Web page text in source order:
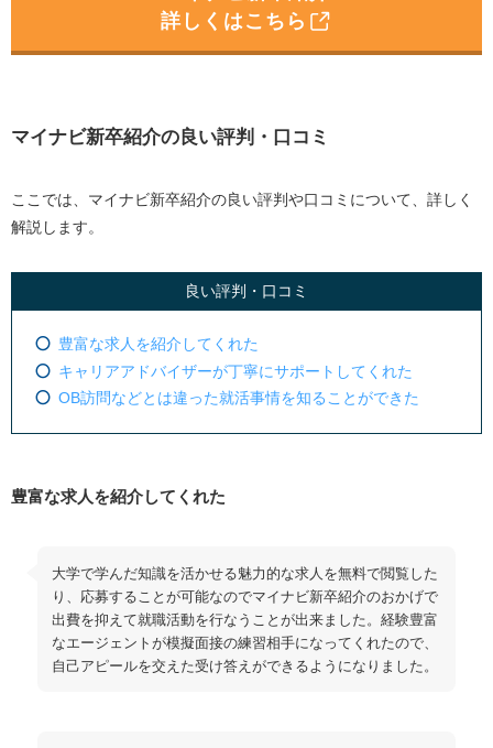
詳しくはこちら
マイナビ新卒紹介の良い評判・口コミ
ここでは、マイナビ新卒紹介の良い評判や口コミについて、詳しく
解説します。
良い評判・口コミ
豊富な求人を紹介してくれた
キャリアアドバイザーが丁寧にサポートしてくれた
OB訪問などとは違った就活事情を知ることができた
豊富な求人を紹介してくれた
大学で学んだ知識を活かせる魅力的な求人を無料で閲覧した
り、応募することが可能なのでマイナビ新卒紹介のおかげで
出費を抑えて就職活動を行なうことが出来ました。経験豊富
なエージェントが模擬面接の練習相手になってくれたので、
自己アピールを交えた受け答えができるようになりました。